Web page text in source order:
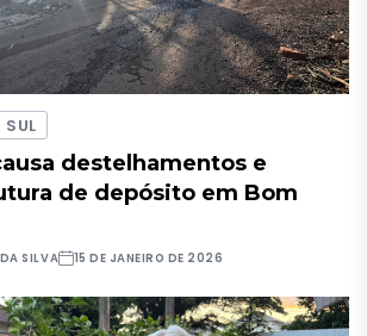
destelhamentos e
de depósito em Bom
SILVA 15 DE JANEIRO DE 2026